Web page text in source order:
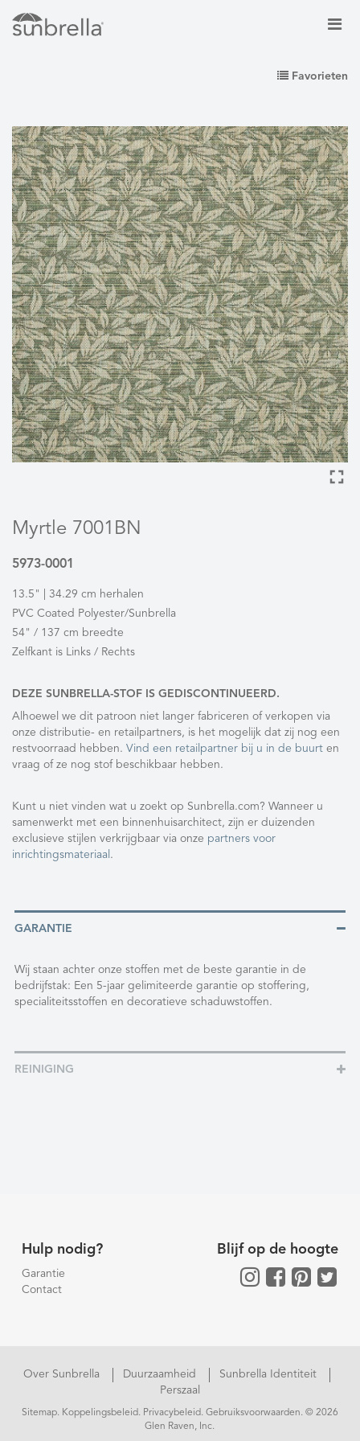
Favorieten
Myrtle 7001BN
5973-0001
13.5" | 34.29 cm herhalen
PVC Coated Polyester/Sunbrella
54" / 137 cm breedte
Zelfkant is Links / Rechts
DEZE SUNBRELLA-STOF IS GEDISCONTINUEERD.
Alhoewel we dit patroon niet langer fabriceren of verkopen via
onze distributie- en retailpartners, is het mogelijk dat zij nog een
restvoorraad hebben. Vind een retailpartner bij u in de buurt en
vraag of ze nog stof beschikbaar hebben.
Kunt u niet vinden wat u zoekt op Sunbrella.com? Wanneer u
samenwerkt met een binnenhuisarchitect, zijn er duizenden
exclusieve stijlen verkrijgbaar via onze partners voor
inrichtingsmateriaal .
GARANTIE
Wij staan achter onze stoffen met de beste garantie in de
bedrijfstak: Een 5-jaar gelimiteerde garantie op stoffering,
specialiteitsstoffen en decoratieve schaduwstoffen.
REINIGING
Hulp nodig?
Garantie
Contact
Blijf op de hoogte
Over Sunbrella Duurzaamheid
Sunbrella Identiteit
Perszaal
Sitemap. Koppelingsbeleid. Privacybeleid. Gebruiksvoorwaarden. © 2026
Glen Raven, Inc.